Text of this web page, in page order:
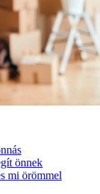
önnek
mi örömmel